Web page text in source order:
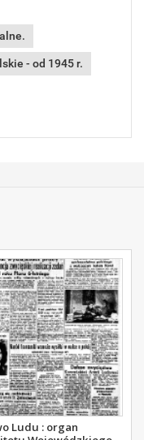
- od 1945 r.
Ludu : organ